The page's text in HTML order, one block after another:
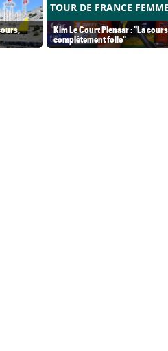
TOUR DE FRANCE
Kim Le Court Pienaar : "La
complètement folle"